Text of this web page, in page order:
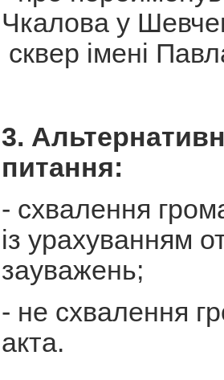
Чкалова у
сквер імені
3.
питання:
- схвалення
із урахуванням
зауважень;
- не схвалення
акта.